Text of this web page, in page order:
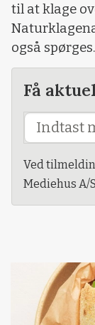
til at klage
også spørges.
Få
Ved
Mediehus